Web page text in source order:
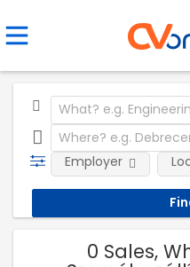
Employer
0 Sales,